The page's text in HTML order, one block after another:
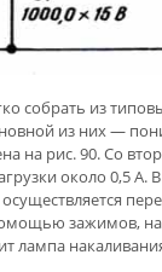
собрать из
из них —
на рис. 90. Со
около 0,5 А.
зажимов,
лампа